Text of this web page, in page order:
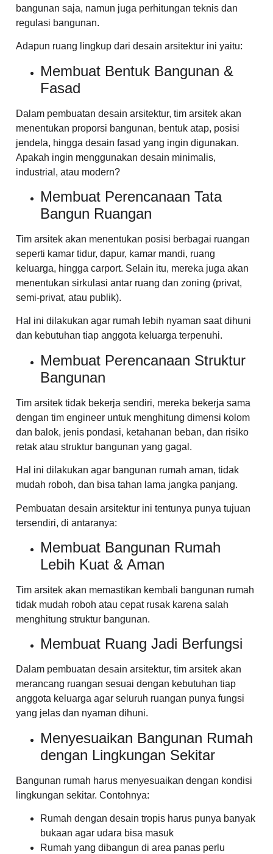
bangunan saja, namun juga perhitungan teknis dan
regulasi bangunan.
Adapun ruang lingkup dari desain arsitektur ini yaitu:
Membuat Bentuk Bangunan &
Fasad
Dalam pembuatan desain arsitektur, tim arsitek akan
menentukan proporsi bangunan, bentuk atap, posisi
jendela, hingga desain fasad yang ingin digunakan.
Apakah ingin menggunakan desain minimalis,
industrial, atau modern?
Membuat Perencanaan Tata
Bangun Ruangan
Tim arsitek akan menentukan posisi berbagai ruangan
seperti kamar tidur, dapur, kamar mandi, ruang
keluarga, hingga carport. Selain itu, mereka juga akan
menentukan sirkulasi antar ruang dan zoning (privat,
semi-privat, atau publik).
Hal ini dilakukan agar rumah lebih nyaman saat dihuni
dan kebutuhan tiap anggota keluarga terpenuhi.
Membuat Perencanaan Struktur
Bangunan
Tim arsitek tidak bekerja sendiri, mereka bekerja sama
dengan tim engineer untuk menghitung dimensi kolom
dan balok, jenis pondasi, ketahanan beban, dan risiko
retak atau struktur bangunan yang gagal.
Hal ini dilakukan agar bangunan rumah aman, tidak
mudah roboh, dan bisa tahan lama jangka panjang.
Pembuatan desain arsitektur ini tentunya punya tujuan
tersendiri, di antaranya:
Membuat Bangunan Rumah
Lebih Kuat & Aman
Tim arsitek akan memastikan kembali bangunan rumah
tidak mudah roboh atau cepat rusak karena salah
menghitung struktur bangunan.
Membuat Ruang Jadi Berfungsi
Dalam pembuatan desain arsitektur, tim arsitek akan
merancang ruangan sesuai dengan kebutuhan tiap
anggota keluarga agar seluruh ruangan punya fungsi
yang jelas dan nyaman dihuni.
Menyesuaikan Bangunan Rumah
dengan Lingkungan Sekitar
Bangunan rumah harus menyesuaikan dengan kondisi
lingkungan sekitar. Contohnya:
Rumah dengan desain tropis harus punya banyak
bukaan agar udara bisa masuk
Rumah yang dibangun di area panas perlu